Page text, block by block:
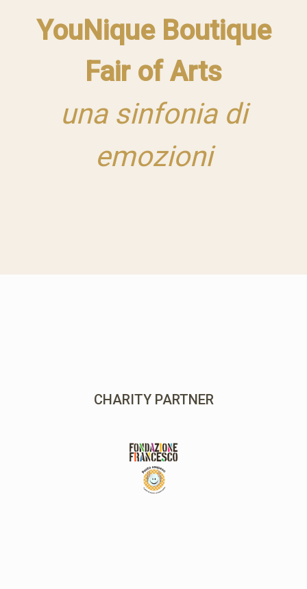
YouNique Boutique
Fair of Arts
una sinfonia di
emozioni
MAIN PARTNER